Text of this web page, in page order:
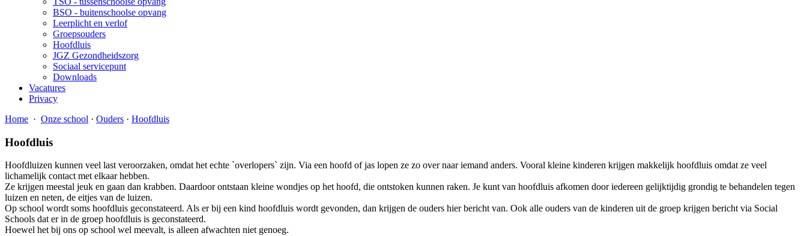
BSO - buitenschoolse opvang
Leerplicht en verlof
Groepsouders
Hoofdluis
JGZ Gezondheidszorg
Sociaal servicepunt
Downloads
Vacatures
Privacy
Home · Onze school · Ouders · Hoofdluis
Hoofdluis
Hoofdluizen kunnen veel last veroorzaken, omdat het echte `overlopers` zijn. Via een hoofd of jas lopen ze zo over naar iemand anders. Vooral kleine kinderen krijgen makkelijk hoofdluis omdat ze veel
lichamelijk contact met elkaar hebben.
Ze krijgen meestal jeuk en gaan dan krabben. Daardoor ontstaan kleine wondjes op het hoofd, die ontstoken kunnen raken. Je kunt van hoofdluis afkomen door iedereen gelijktijdig grondig te behandelen tegen
luizen en neten, de eitjes van de luizen.
Op school wordt soms hoofdluis geconstateerd. Als er bij een kind hoofdluis wordt gevonden, dan krijgen de ouders hier bericht van. Ook alle ouders van de kinderen uit de groep krijgen bericht via Social
Schools dat er in de groep hoofdluis is geconstateerd.
Hoewel het bij ons op school wel meevalt, is alleen afwachten niet genoeg.